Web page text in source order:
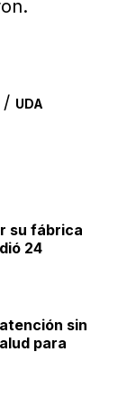
/ UDA
su fábrica
24
sin
para